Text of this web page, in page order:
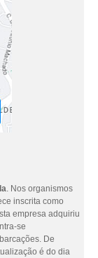
. Nos organismos
inscrita como
empresa adquiriu
se
De
é do dia